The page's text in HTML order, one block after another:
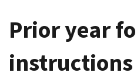
Prior year
instructions